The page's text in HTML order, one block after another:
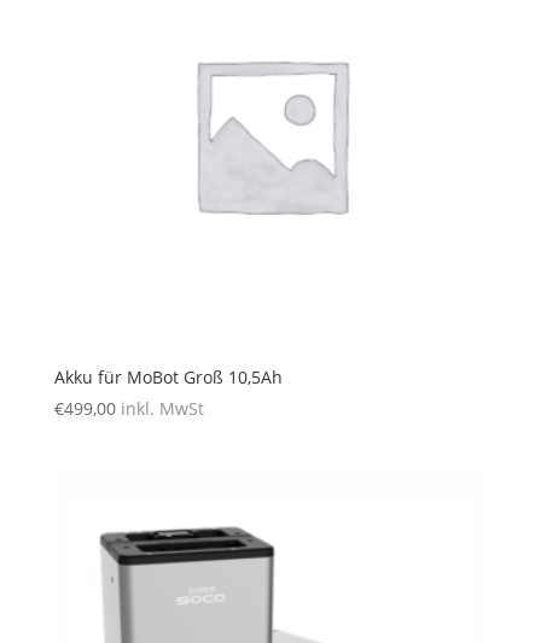
Akku für MoBot Groß 10,5Ah
€499,00 inkl. MwSt